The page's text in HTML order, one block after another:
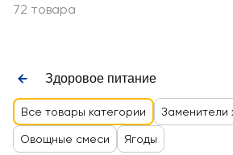
72 товара
Здоровое питание
Все товары категории Заменители
Овощные смеси Ягоды